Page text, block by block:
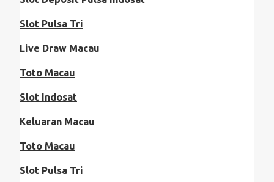
Slot Pulsa Tri
Live Draw Macau
Toto Macau
Slot Indosat
Keluaran Macau
Toto Macau
Slot Pulsa Tri